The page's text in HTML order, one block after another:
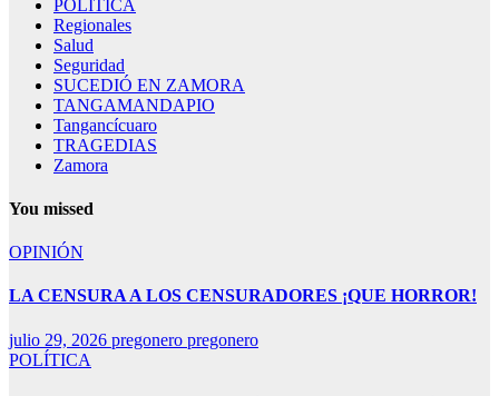
POLÍTICA
Regionales
Salud
Seguridad
SUCEDIÓ EN ZAMORA
TANGAMANDAPIO
Tangancícuaro
TRAGEDIAS
Zamora
You missed
OPINIÓN
LA CENSURA A LOS CENSURADORES ¡QUE HORROR!
julio 29, 2026 pregonero pregonero
POLÍTICA